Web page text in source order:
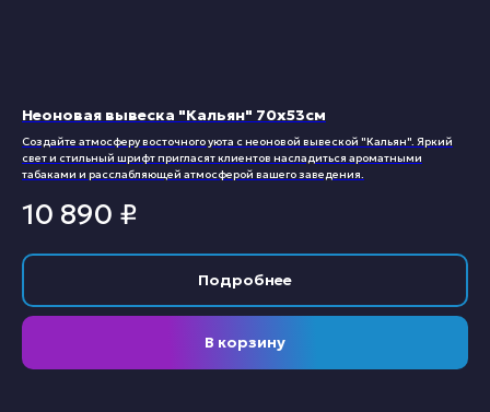
Неоновая вывеска "Кальян" 70х53см
Создайте атмосферу восточного уюта с неоновой вывеской "Кальян". Яркий
свет и стильный шрифт пригласят клиентов насладиться ароматными
табаками и расслабляющей атмосферой вашего заведения.
10 890 ₽
Подробнее
В корзину